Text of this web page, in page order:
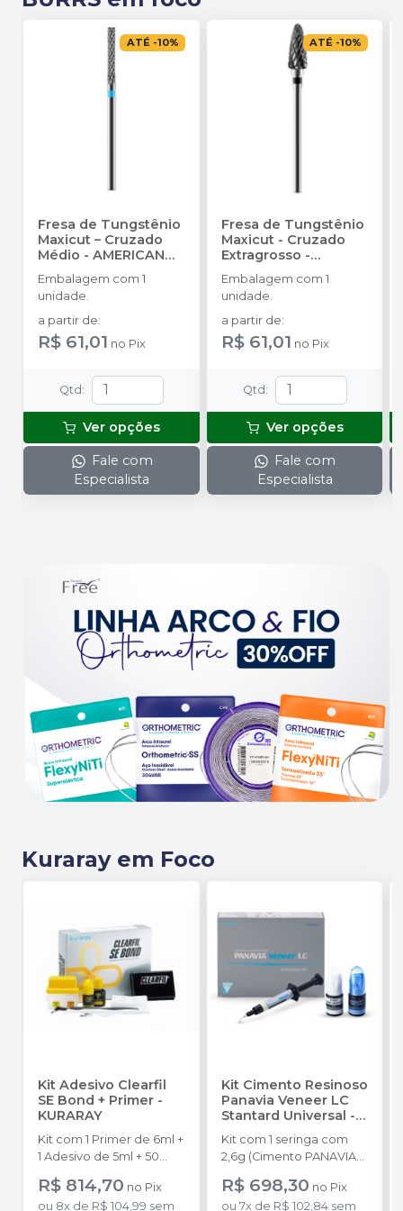
ATÉ -10%
Fresa de Tungstênio
Maxicut – Cruzado
Médio -AMERICAN
BURRS
Embalagem com 1
unidade.
a partir de:
R$ 61,01 no Pix
Qtd :
Ver opções
Fale com
Especialista
ATÉ -10%
Fresa de Tungstênio
Maxicut - Cruzado
Extragrosso -
AMERICAN BURRS
Embalagem com 1
unidade.
a partir de:
R$ 61,01 no Pix
Qtd :
Ver opções
Fale com
Especialista
Kuraray em Foco
Kit Adesivo Clearfil
SE Bond + Primer -
KURARAY
Kit com 1 Primer de 6ml +
1 Adesivo de 5ml + 50
pontas aplicadoras tipo
pincel descartáveis + 2
cabos (1 preto e 1 branco)
R$ 814,70 no Pix
ou 8x de R$ 104,99 sem
Kit Cimento Resinoso
Panavia Veneer LC
Stantard Universal -
KURARAY
Kit com 1 seringa com
2,6g (Cimento PANAVIA
Veneer LC Paste
Universal A2), 1 seringa
com 2,4g (Cimento Try-In
R$ 698,30 no Pix
ou 7x de R$ 102,84 sem